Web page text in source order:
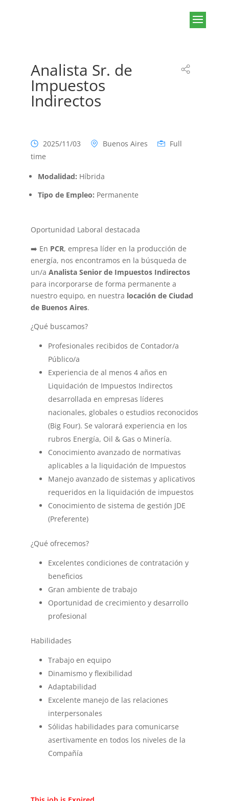
Analista Sr. de
Impuestos
Indirectos
2025/11/03 Buenos Aires
Full
time
Modalidad: Híbrida
Tipo de Empleo: Permanente
Oportunidad Laboral destacada
➡️ En PCR, empresa líder en la producción de
energía, nos encontramos en la búsqueda de
un/a Analista Senior de Impuestos Indirectos
para incorporarse de forma permanente a
nuestro equipo, en nuestra locación de Ciudad
de Buenos Aires.
¿Qué buscamos?
Profesionales recibidos de Contador/a
Público/a
Experiencia de al menos 4 años en
Liquidación de Impuestos Indirectos
desarrollada en empresas líderes
nacionales, globales o estudios reconocidos
(Big Four). Se valorará experiencia en los
rubros Energía, Oil & Gas o Minería.
Conocimiento avanzado de normativas
aplicables a la liquidación de Impuestos
Manejo avanzado de sistemas y aplicativos
requeridos en la liquidación de impuestos
Conocimiento de sistema de gestión JDE
(Preferente)
¿Qué ofrecemos?
Excelentes condiciones de contratación y
beneficios
Gran ambiente de trabajo
Oportunidad de crecimiento y desarrollo
profesional
Habilidades
Trabajo en equipo
Dinamismo y flexibilidad
Adaptabilidad
Excelente manejo de las relaciones
interpersonales
Sólidas habilidades para comunicarse
asertivamente en todos los niveles de la
Compañía